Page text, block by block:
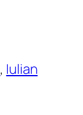
, Iulian